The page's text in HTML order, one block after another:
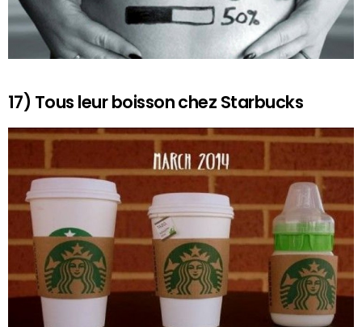
17) Tous leur boisson chez Starbucks